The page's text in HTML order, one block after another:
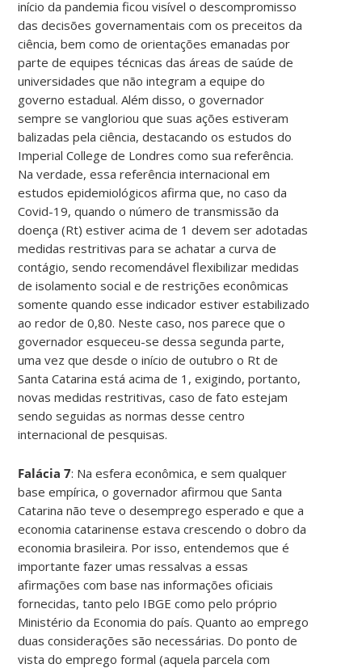
início da pandemia ficou visível o descompromisso
das decisões governamentais com os preceitos da
ciência, bem como de orientações emanadas por
parte de equipes técnicas das áreas de saúde de
universidades que não integram a equipe do
governo estadual. Além disso, o governador
sempre se vangloriou que suas ações estiveram
balizadas pela ciência, destacando os estudos do
Imperial College de Londres como sua referência.
Na verdade, essa referência internacional em
estudos epidemiológicos afirma que, no caso da
Covid-19, quando o número de transmissão da
doença (Rt) estiver acima de 1 devem ser adotadas
medidas restritivas para se achatar a curva de
contágio, sendo recomendável flexibilizar medidas
de isolamento social e de restrições econômicas
somente quando esse indicador estiver estabilizado
ao redor de 0,80. Neste caso, nos parece que o
governador esqueceu-se dessa segunda parte,
uma vez que desde o início de outubro o Rt de
Santa Catarina está acima de 1, exigindo, portanto,
novas medidas restritivas, caso de fato estejam
sendo seguidas as normas desse centro
internacional de pesquisas.
Falácia 7: Na esfera econômica, e sem qualquer
base empírica, o governador afirmou que Santa
Catarina não teve o desemprego esperado e que a
economia catarinense estava crescendo o dobro da
economia brasileira. Por isso, entendemos que é
importante fazer umas ressalvas a essas
afirmações com base nas informações oficiais
fornecidas, tanto pelo IBGE como pelo próprio
Ministério da Economia do país. Quanto ao emprego
duas considerações são necessárias. Do ponto de
vista do emprego formal (aquela parcela com